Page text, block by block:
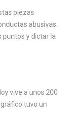
piezas
abusivas.
puntos y dictar la
vive a unos 200
tuvo un